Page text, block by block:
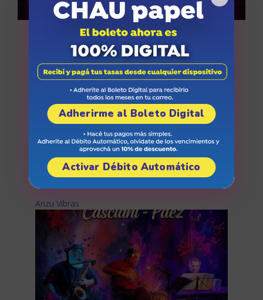
Miradas sobre CARO
Arizu Vibras
Adherirme al Boleto Digital
Activar Débito Automático